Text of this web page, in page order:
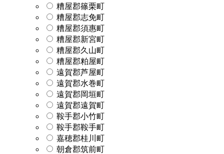
糟屋郡篠栗町
糟屋郡志免町
糟屋郡須惠町
糟屋郡新宮町
糟屋郡久山町
糟屋郡粕屋町
遠賀郡芦屋町
遠賀郡水巻町
遠賀郡岡垣町
遠賀郡遠賀町
鞍手郡小竹町
鞍手郡鞍手町
嘉穂郡桂川町
朝倉郡筑前町